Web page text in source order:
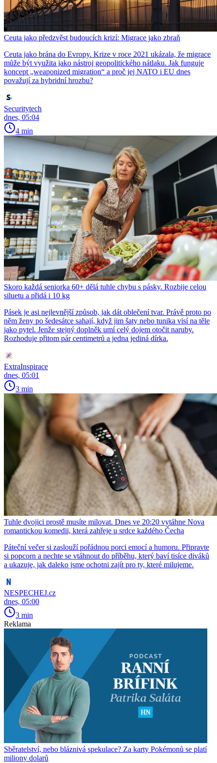
Ceuta jako předzvěst budoucích krizí: Migrace jako zbraň
Ceuta jako brána do Evropy. Krize v roce 2021 ukázala, že migrace
může být využita jako nástroj geopolitického nátlaku. Jak funguje
koncept „weaponized migration“ a proč jej NATO i EU dnes
považují za hybridní hrozbu?
Securitytech
dnes, 05:04
4 min
Skoro každá seniorka 60+ dělá tuhle chybu s pásky. Rozbije celou
siluetu a přidá i 10 kg
Pásek je asi nejlevnější způsob, jak dát oblečení tvar. Právě proto po
něm ženy po šedesátce sahají, když jim šaty nebo tunika visí na těle
jako pytel. Jenže stejný doplněk umí celý dojem otočit naruby.
Rozhoduje přitom pár centimetrů a jedna jediná dírka.
ExtraInspirace
dnes, 05:01
3 min
Tuhle dvojici prostě musíte milovat. Dnes ve 20:20 vytáhne Nova
romantickou komedii, která zahřeje u srdce každého Čecha
Páteční večer si zaslouží pořádnou porci emocí a humoru. Připravte
si popcorn a nechte se vtáhnout do příběhu, který baví tisíce diváků
a ukazuje, jak daleko jsme ochotni zajít pro ty, které milujeme.
NESPECHEJ.cz
dnes, 05:00
3 min
Reklama
Sběratelství, nebo bláznivá spekulace? Za karty Pokémonů se platí
miliony dolarů